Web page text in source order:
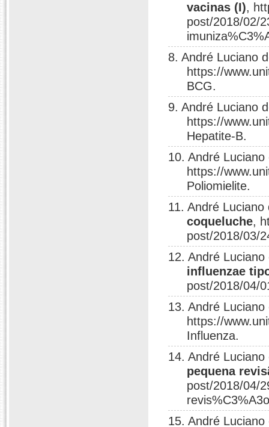
vacinas (I),
post/2018/02/
8. André Luciano
https://
BCG.
9. André Luciano
https://
Hepatite-B.
10. André
https://
Poliomielite.
11. André
coqueluche,
post/2018/03/
12. André
influenzae
post/2018/04/
13. André
https://
Influenza.
14. André
pequena
post/2018/04/
15. André